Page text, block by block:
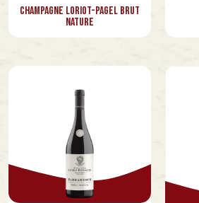
Champagne Loriot-Pagel Brut
Nature